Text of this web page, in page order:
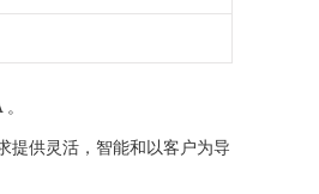
提供灵活，智能和以客户为导